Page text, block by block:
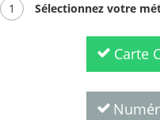
1 Sélectionnez votre
Carte